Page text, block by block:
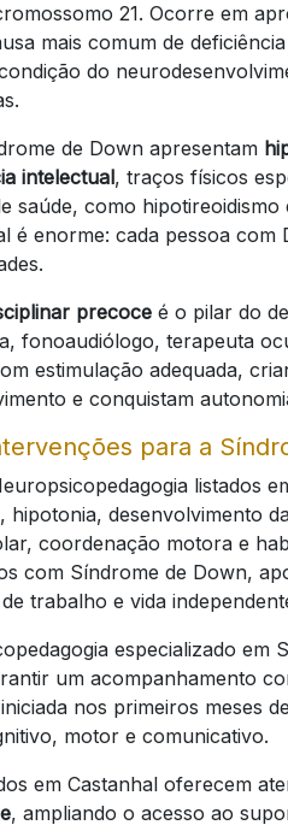
21. Ocorre em
mais comum de
do
de Down apresentam
intelectual, traços físicos
saúde, como
é enorme: cada pessoa
precoce é o pilar do
fonoaudiólogo, terapeuta
estimulação adequada,
e conquistam
para a
listados
hipotonia, desenvolvimento
coordenação motora e
com Síndrome de Down,
trabalho e vida
especializado em
um acompanhamento
nos primeiros meses
motor e comunicativo.
em Castanhal oferecem
, ampliando o acesso ao